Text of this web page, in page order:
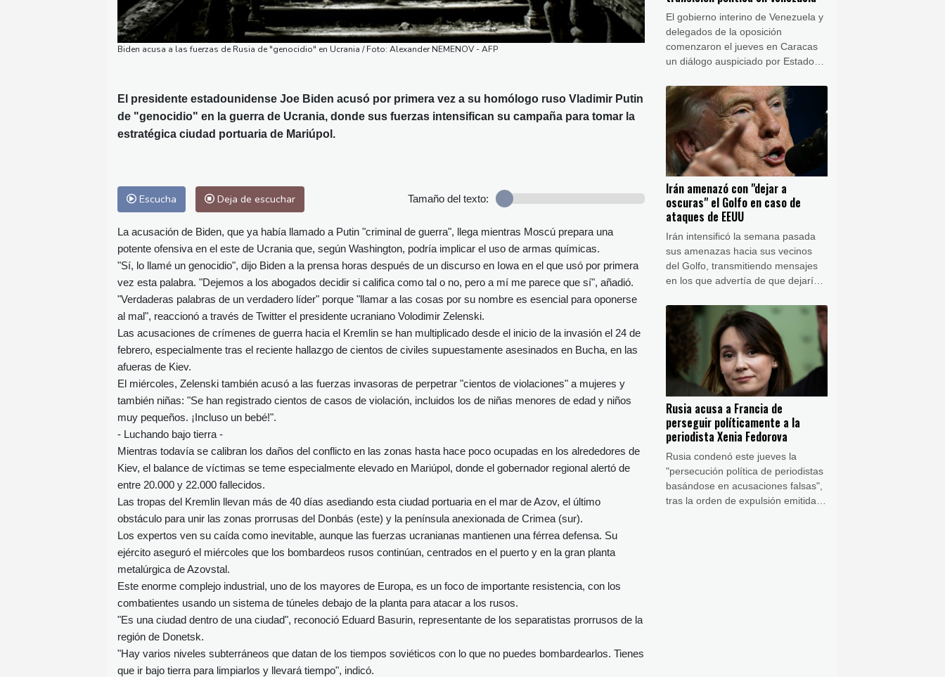
Biden acusa a las fuerzas de Rusia de "genocidio" en Ucrania / Foto: Alexander NEMENOV - AFP
El presidente estadounidense Joe Biden acusó por primera vez a su homólogo ruso Vladimir Putin
de "genocidio" en la guerra de Ucrania, donde sus fuerzas intensifican su campaña para tomar la
estratégica ciudad portuaria de Mariúpol.
Escucha Deja de escuchar Tamaño del texto:
La acusación de Biden, que ya había llamado a Putin "criminal de guerra", llega mientras Moscú prepara una
potente ofensiva en el este de Ucrania que, según Washington, podría implicar el uso de armas químicas.
"Sí, lo llamé un genocidio", dijo Biden a la prensa horas después de un discurso en Iowa en el que usó por primera
vez esta palabra. "Dejemos a los abogados decidir si califica como tal o no, pero a mí me parece que sí", añadió.
"Verdaderas palabras de un verdadero líder" porque "llamar a las cosas por su nombre es esencial para oponerse
al mal", reaccionó a través de Twitter el presidente ucraniano Volodimir Zelenski.
Las acusaciones de crímenes de guerra hacia el Kremlin se han multiplicado desde el inicio de la invasión el 24 de
febrero, especialmente tras el reciente hallazgo de cientos de civiles supuestamente asesinados en Bucha, en las
afueras de Kiev.
El miércoles, Zelenski también acusó a las fuerzas invasoras de perpetrar "cientos de violaciones" a mujeres y
también niñas: "Se han registrado cientos de casos de violación, incluidos los de niñas menores de edad y niños
muy pequeños. ¡Incluso un bebé!".
- Luchando bajo tierra -
Mientras todavía se calibran los daños del conflicto en las zonas hasta hace poco ocupadas en los alrededores de
Kiev, el balance de víctimas se teme especialmente elevado en Mariúpol, donde el gobernador regional alertó de
entre 20.000 y 22.000 fallecidos.
Las tropas del Kremlin llevan más de 40 días asediando esta ciudad portuaria en el mar de Azov, el último
obstáculo para unir las zonas prorrusas del Donbás (este) y la península anexionada de Crimea (sur).
Los expertos ven su caída como inevitable, aunque las fuerzas ucranianas mantienen una férrea defensa. Su
ejército aseguró el miércoles que los bombardeos rusos continúan, centrados en el puerto y en la gran planta
metalúrgica de Azovstal.
Este enorme complejo industrial, uno de los mayores de Europa, es un foco de importante resistencia, con los
combatientes usando un sistema de túneles debajo de la planta para atacar a los rusos.
"Es una ciudad dentro de una ciudad", reconoció Eduard Basurin, representante de los separatistas prorrusos de la
región de Donetsk.
"Hay varios niveles subterráneos que datan de los tiempos soviéticos con lo que no puedes bombardearlos. Tienes
que ir bajo tierra para limpiarlos y llevará tiempo", indicó.
El gobierno interino de Venezuela y
delegados de la oposición
comenzaron el jueves en Caracas
un diálogo auspiciado por Estados
transición política y a elecciones.
Irán amenazó con "dejar a
oscuras" el Golfo en caso de
ataques de EEUU
Irán intensificó la semana pasada
sus amenazas hacia sus vecinos
del Golfo, transmitiendo mensajes
en los que advertía de que dejaría
Estados Unidos atacaba sus
centrales eléctricas, según
informaron dos funcionarios a la
AFP.
Rusia acusa a Francia de
perseguir políticamente a la
periodista Xenia Fedorova
Rusia condenó este jueves la
"persecución política de periodistas
basándose en acusaciones falsas",
tras la orden de expulsión emitida